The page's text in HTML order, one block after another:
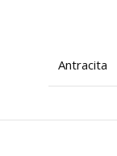
Antracita